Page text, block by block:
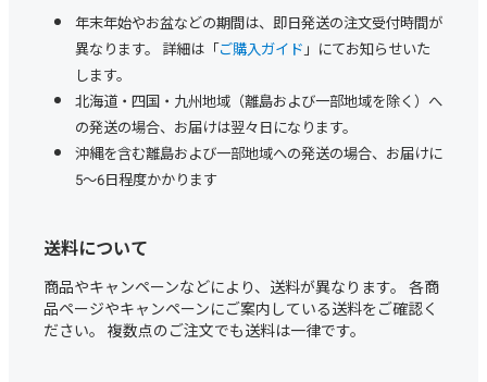
年末年始やお盆などの期間は、即日発送の注文受付時間が
異なります。 詳細は「ご購入ガイド 」にてお知らせいた
します。
北海道・四国・九州地域（離島および一部地域を除く）へ
の発送の場合、お届けは翌々日になります。
沖縄を含む離島および一部地域への発送の場合、お届けに
5～6日程度かかります
送料について
商品やキャンペーンなどにより、送料が異なります。 各商
品ページやキャンペーンにご案内している送料をご確認く
ださい。 複数点のご注文でも送料は一律です。